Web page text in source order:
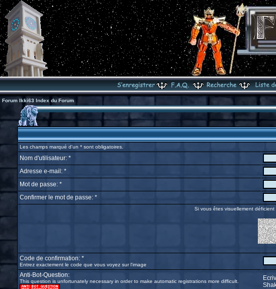
Forum Ikki63 Index du Forum
Les champs marqué d'un * sont obligatoires.
Nom d'utilisateur: *
Adresse e-mail: *
Mot de passe: *
Confirmer le mot de passe: *
Si vous êtes visuellement
Code de confirmation: *
Entrez exactement le code que vous voyez sur l'image
Anti-Bot-Question:
This question is unfortunately necessary in order to make automatic registrations more difficult.